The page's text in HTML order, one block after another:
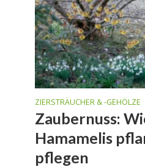
ZIERSTRÄUCHER & -GEHÖLZE
Zaubernuss:
Hamamelis
pflegen